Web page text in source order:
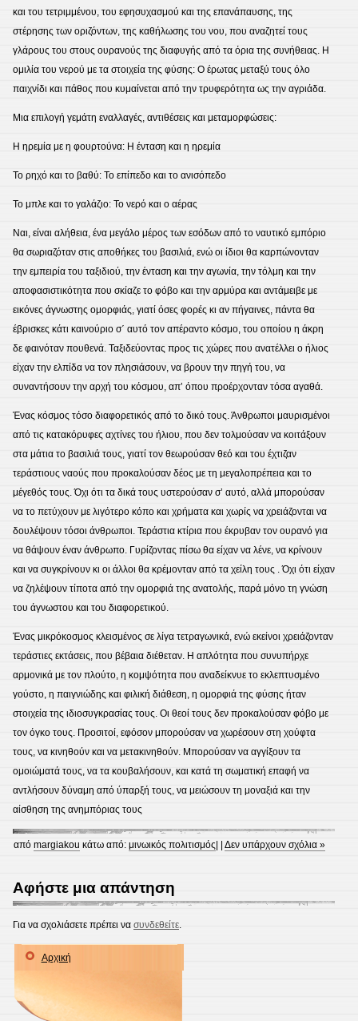
και του τετριμμένου, του εφησυχασμού και της επανάπαυσης, της
στέρησης των οριζόντων, της καθήλωσης του νου, που αναζητεί τους
γλάρους του στους ουρανούς της διαφυγής από τα όρια της συνήθειας. Η
ομιλία του νερού με τα στοιχεία της φύσης: Ο έρωτας μεταξύ τους όλο
παιχνίδι και πάθος που κυμαίνεται από την τρυφερότητα ως την αγριάδα.
Μια επιλογή γεμάτη εναλλαγές, αντιθέσεις και μεταμορφώσεις:
Η ηρεμία με η φουρτούνα: Η ένταση και η ηρεμία
Το ρηχό και το βαθύ: Το επίπεδο και το ανισόπεδο
Το μπλε και το γαλάζιο: Το νερό και ο αέρας
Ναι, είναι αλήθεια, ένα μεγάλο μέρος των εσόδων από το ναυτικό εμπόριο
θα σωριαζόταν στις αποθήκες του βασιλιά, ενώ οι ίδιοι θα καρπώνονταν
την εμπειρία του ταξιδιού, την ένταση και την αγωνία, την τόλμη και την
αποφασιστικότητα που σκίαζε το φόβο και την αρμύρα και αντάμειβε με
εικόνες άγνωστης ομορφιάς, γιατί όσες φορές κι αν πήγαινες, πάντα θα
έβρισκες κάτι καινούριο σ΄ αυτό τον απέραντο κόσμο, του οποίου η άκρη
δε φαινόταν πουθενά. Ταξιδεύοντας προς τις χώρες που ανατέλλει ο ήλιος
είχαν την ελπίδα να τον πλησιάσουν, να βρουν την πηγή του, να
συναντήσουν την αρχή του κόσμου, απ’ όπου προέρχονταν τόσα αγαθά.
Ένας κόσμος τόσο διαφορετικός από το δικό τους. Άνθρωποι μαυρισμένοι
από τις κατακόρυφες αχτίνες του ήλιου, που δεν τολμούσαν να κοιτάξουν
στα μάτια το βασιλιά τους, γιατί τον θεωρούσαν θεό και του έχτιζαν
τεράστιους ναούς που προκαλούσαν δέος με τη μεγαλοπρέπεια και το
μέγεθός τους. Όχι ότι τα δικά τους υστερούσαν σ’ αυτό, αλλά μπορούσαν
να το πετύχουν με λιγότερο κόπο και χρήματα και χωρίς να χρειάζονται να
δουλέψουν τόσοι άνθρωποι. Τεράστια κτίρια που έκρυβαν τον ουρανό για
να θάψουν έναν άνθρωπο. Γυρίζοντας πίσω θα είχαν να λένε, να κρίνουν
και να συγκρίνουν κι οι άλλοι θα κρέμονταν από τα χείλη τους . Όχι ότι είχαν
να ζηλέψουν τίποτα από την ομορφιά της ανατολής, παρά μόνο τη γνώση
του άγνωστου και του διαφορετικού.
Ένας μικρόκοσμος κλεισμένος σε λίγα τετραγωνικά, ενώ εκείνοι χρειάζονταν
τεράστιες εκτάσεις, που βέβαια διέθεταν. Η απλότητα που συνυπήρχε
αρμονικά με τον πλούτο, η κομψότητα που αναδείκνυε το εκλεπτυσμένο
γούστο, η παιγνιώδης και φιλική διάθεση, η ομορφιά της φύσης ήταν
στοιχεία της ιδιοσυγκρασίας τους. Οι θεοί τους δεν προκαλούσαν φόβο με
τον όγκο τους. Προσιτοί, εφόσον μπορούσαν να χωρέσουν στη χούφτα
τους, να κινηθούν και να μετακινηθούν. Μπορούσαν να αγγίξουν τα
ομοιώματά τους, να τα κουβαλήσουν, και κατά τη σωματική επαφή να
αντλήσουν δύναμη από ύπαρξή τους, να μειώσουν τη μοναξιά και την
αίσθηση της ανημπόριας τους
απόmargiakou κάτω από:μινωικός πολιτισμός | |Δεν υπάρχουν σχόλια »
Αφήστε μια απάντηση
Για να σχολιάσετε πρέπει να συνδεθείτε.
Αρχική